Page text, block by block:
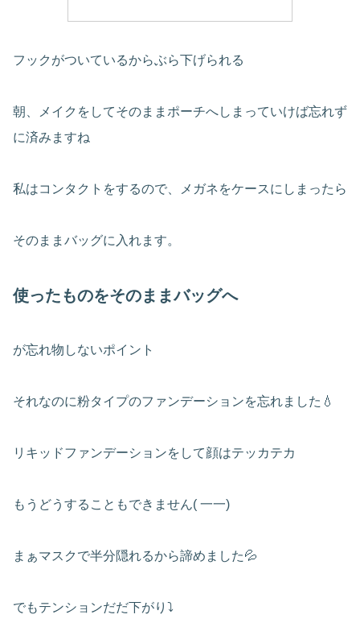
フックがついているからぶら下げられる
朝、メイクをしてそのままポーチへしまっていけば忘れず
に済みますね
私はコンタクトをするので、メガネをケースにしまったら
そのままバッグに入れます。
使ったものをそのままバッグへ
が忘れ物しないポイント
それなのに粉タイプのファンデーションを忘れました💧
リキッドファンデーションをして顔はテッカテカ
もうどうすることもできません( 一一)
まぁマスクで半分隠れるから諦めました💦
でもテンションだだ下がり⤵